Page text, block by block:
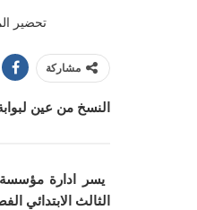
تحضير المستقبل من عين
مشاركة
النسخ من عين
يسر ادارة مؤسسة
الثالث الابتدائي